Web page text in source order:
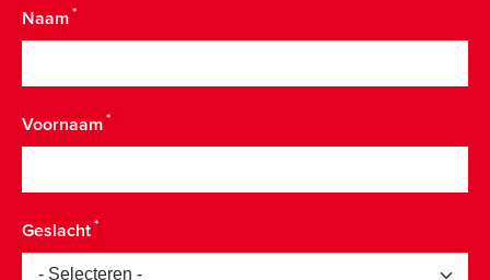
Naam
Voornaam
Geslacht